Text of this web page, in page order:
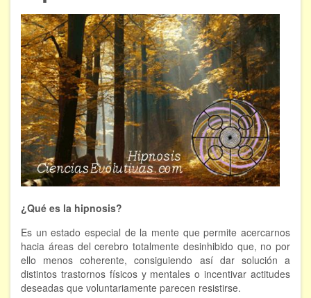
Bioenergía
Chamanismo
Flores de Bach
Hipnosis
Los cristales de cuarzo
Radiestesia
Runas
Tarot
Viaje astral
¿Qué es la hipnosis?
Es un estado especial de la mente que permite acercarnos
hacia áreas del cerebro totalmente desinhibido que, no por
ello menos coherente, consiguiendo así dar solución a
distintos trastornos físicos y mentales o incentivar actitudes
deseadas que voluntariamente parecen resistirse.